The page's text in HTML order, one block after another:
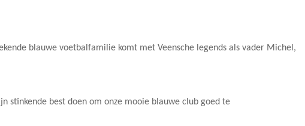
blauwe voetbalfamilie komt met Veensche legends als vader Michel,
stinkende best doen om onze mooie blauwe club goed te